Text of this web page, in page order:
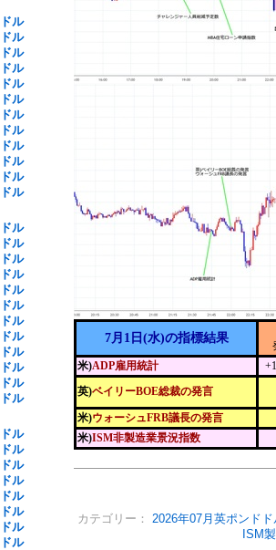
ル
ル
ル
ル
ル
ル
ル
ル
ル
ル
ル
ル
ル
ル
ル
ル
ル
ル
ル
ル
ル
ル
ル
ル
ル
ル
ル
ル
ル
ル
ル
ル
7月1日(水)の指標結果
米)ADP雇用統計
英)ベイリーBOE総裁の発言
米)ウォーシュFRB議長の発言
米)ISM非製造業景況指数
カテゴリー： 2026年07月英ポンドド
ISM